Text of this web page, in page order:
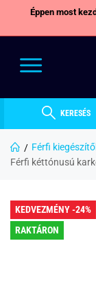
Éppen most
KERESÉS
Férfi
Férfi kéttónusú
KEDVEZMÉNY -24%
RAKTÁRON